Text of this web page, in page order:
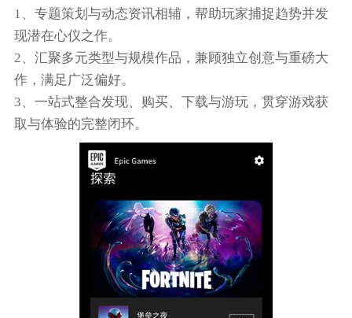
1、专题策划与动态资讯相辅，帮助玩家捕捉趋势并发
现潜在心仪之作。
2、汇聚多元类型与规模作品，兼顾独立创意与重磅大
作，满足广泛偏好。
3、一站式整合发现、购买、下载与游玩，贯穿游戏获
取与体验的完整闭环。